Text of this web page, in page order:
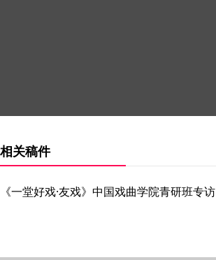
相关稿件
《一堂好戏·友戏》中国戏曲学院青研班专访